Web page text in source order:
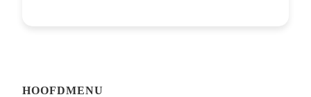
HOOFDMENU